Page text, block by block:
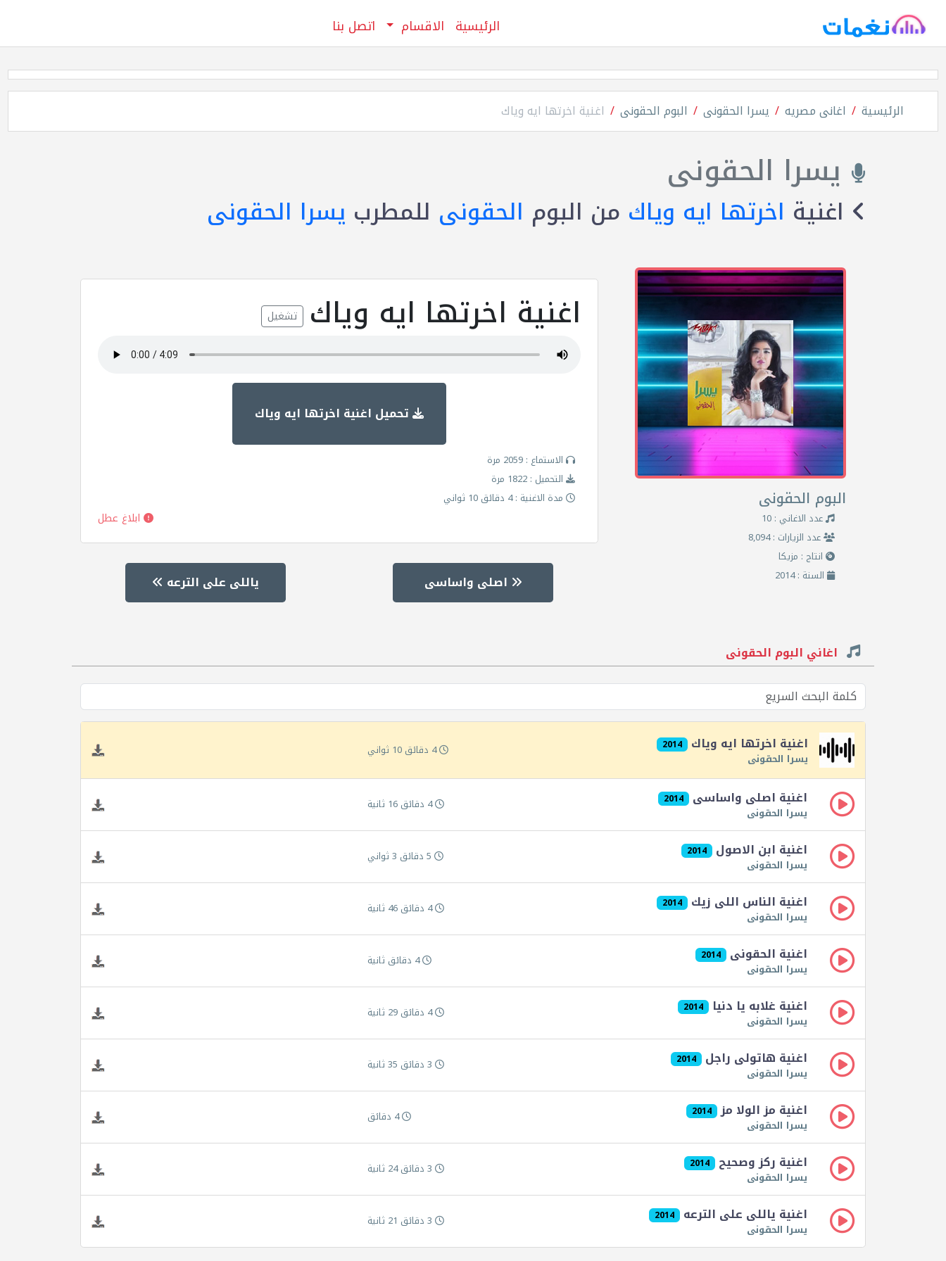
الرئيسية الاقسام اتصل بنا
الرئيسية اغانى مصريه يسرا الحقونى البوم الحقونى اغنية اخرتها ايه وياك
يسرا الحقونى
اغنية اخرتها ايه وياك من البوم الحقونى للمطرب يسرا الحقونى
البوم الحقونى
عدد الاغاني : 10
عدد الزيارات : 8,094
انتاج : مزيكا
السنة : 2014
اغنية اخرتها ايه وياك تشغيل
تحميل اغنية اخرتها ايه وياك
الاستماع : 2059 مرة
التحميل : 1822 مرة
مدة الاغنية : 4 دقائق 10 ثواني
ابلاغ عطل
اصلى واساسى ياللى على الترعه
اغاني البوم الحقونى
اغنية اخرتها ايه وياك 2014
يسرا الحقونى 4 دقائق 10 ثواني
اغنية اصلى واساسى 2014
يسرا الحقونى 4 دقائق 16 ثانية
اغنية ابن الاصول 2014
يسرا الحقونى
اغنية الناس اللى زيك 2014
يسرا الحقونى 4 دقائق 46 ثانية
اغنية الحقونى 2014
يسرا الحقونى 4 دقائق ثانية
اغنية غلابه يا دنيا 2014
يسرا الحقونى 4 دقائق 29 ثانية
اغنية هاتولى راجل 2014
يسرا الحقونى
اغنية مز الولا مز 2014
يسرا الحقونى 4 دقائق
اغنية ركز وصحيح 2014
يسرا الحقونى
اغنية ياللى على الترعه 2014
يسرا الحقونى